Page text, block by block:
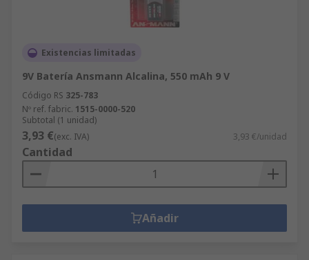
Existencias limitadas
9V Batería Ansmann Alcalina, 550 mAh 9 V
Código RS 325-783
Nº ref. fabric. 1515-0000-520
Subtotal (1 unidad)
3,93 €(exc. IVA) 3,93 €/unidad
Cantidad
Añadir